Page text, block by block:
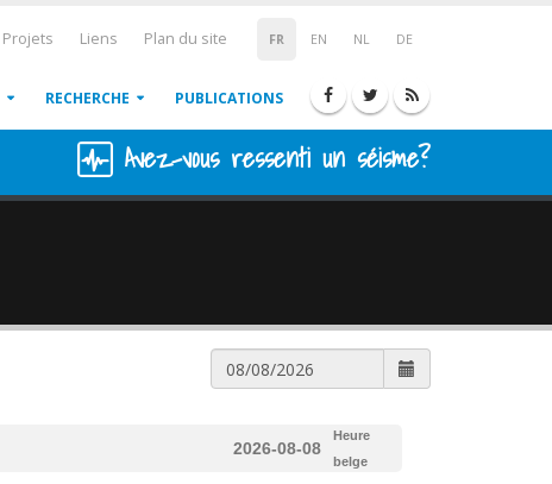
FR EN NL DE
Projets Liens Plan du site
RECHERCHE PUBLICATIONS
Avez-vous ressenti un séisme?
2026-08-08
Heure
belge